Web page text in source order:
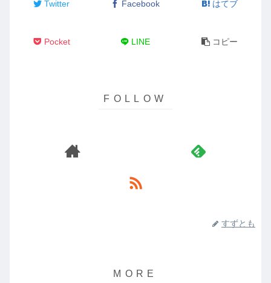
Twitter Facebook はてブ
Pocket LINE コピー
すずとも